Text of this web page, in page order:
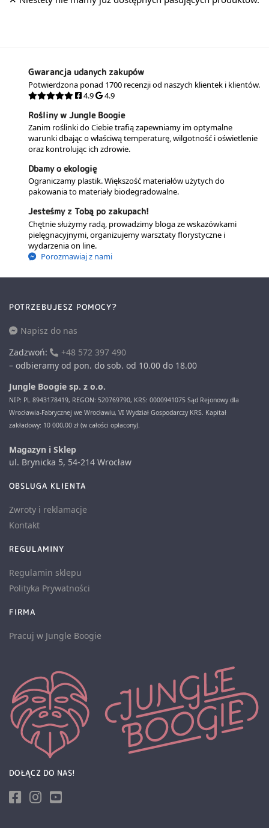
Gwarancja udanych zakupów
Potwierdzona ponad 1700 recenzji od naszych klientek i klientów.
4.9
4.9
Rośliny w Jungle Boogie
Zanim roślinki do Ciebie trafią zapewniamy im optymalne
warunki dbając o właściwą temperaturę, wilgotność i oświetlenie
oraz kontrolując ich zdrowie.
Dbamy o ekologię
Ograniczamy plastik. Większość materiałów użytych do
pakowania to materiały biodegradowalne.
Jesteśmy z Tobą po zakupach!
Chętnie służymy radą, prowadzimy bloga ze wskazówkami
pielęgnacyjnymi, organizujemy warsztaty florystyczne i
wydarzenia on line.
Porozmawiaj z nami
POTRZEBUJESZ POMOCY?
Napisz do nas
Zadzwoń:
+48 572 397 490
– odbieramy od pon. do sob. od 10.00 do 18.00
Jungle Boogie sp. z o.o.
NIP: PL 8943178419, REGON: 520769790, KRS: 0000941075 Sąd Rejonowy dla
Wrocławia-Fabrycznej we Wrocławiu, VI Wydział Gospodarczy KRS. Kapitał
zakładowy: 10 000,00 zł (w całości opłacony).
Magazyn i Sklep
ul. Brynicka 5, 54-214 Wrocław
OBSLUGA KLIENTA
Zwroty i reklamacje
Kontakt
REGULAMINY
Regulamin sklepu
Polityka Prywatności
FIRMA
Pracuj w Jungle Boogie
DOŁĄCZ DO NAS!